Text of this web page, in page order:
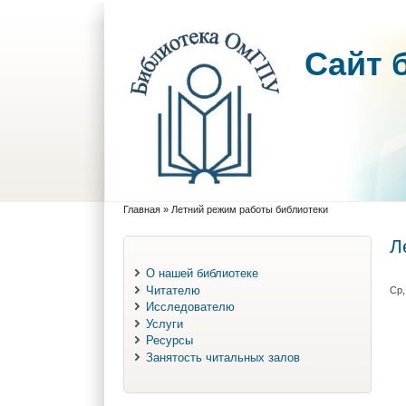
Cайт
Главная » Летний режим работы библиотеки
Ср,
О нашей библиотеке
Читателю
Исследователю
Услуги
Ресурсы
Занятость читальных залов